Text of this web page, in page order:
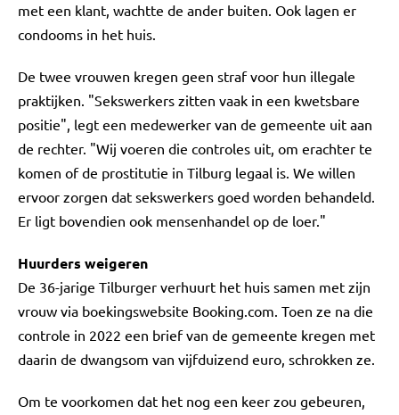
met een klant, wachtte de ander buiten. Ook lagen er
condooms in het huis.
De twee vrouwen kregen geen straf voor hun illegale
praktijken. "Sekswerkers zitten vaak in een kwetsbare
positie", legt een medewerker van de gemeente uit aan
de rechter. "Wij voeren die controles uit, om erachter te
komen of de prostitutie in Tilburg legaal is. We willen
ervoor zorgen dat sekswerkers goed worden behandeld.
Er ligt bovendien ook mensenhandel op de loer."
Huurders weigeren
De 36-jarige Tilburger verhuurt het huis samen met zijn
vrouw via boekingswebsite Booking.com. Toen ze na die
controle in 2022 een brief van de gemeente kregen met
daarin de dwangsom van vijfduizend euro, schrokken ze.
Om te voorkomen dat het nog een keer zou gebeuren,